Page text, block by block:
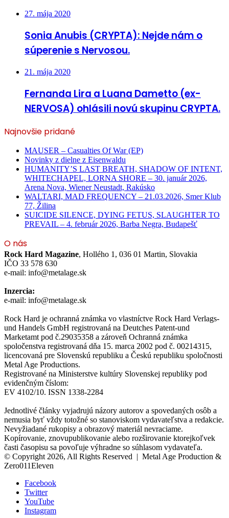
27. mája 2020
Sonia Anubis (CRYPTA): Nejde nám o
súperenie s Nervosou.
21. mája 2020
Fernanda Lira a Luana Dametto (ex-
NERVOSA) ohlásili novú skupinu CRYPTA.
Najnovšie pridané
MAUSER – Casualties Of War (EP)
Novinky z dielne z Eisenwaldu
HUMANITY’S LAST BREATH, SHADOW OF INTENT,
WHITECHAPEL, LORNA SHORE – 30. január 2026,
Arena Nova, Wiener Neustadt, Rakúsko
WALTARI, MAD FREQUENCY – 21.03.2026, Smer Klub
77, Žilina
SUICIDE SILENCE, DYING FETUS, SLAUGHTER TO
PREVAIL – 4. február 2026, Barba Negra, Budapešť
O nás
Rock Hard Magazine, Hollého 1, 036 01 Martin, Slovakia
IČO 33 578 630
e-mail: info@metalage.sk
Inzercia:
e-mail: info@metalage.sk
Rock Hard je ochranná známka vo vlastníctve Rock Hard Verlags-
und Handels GmbH registrovaná na Deutches Patent-und
Marketamt pod č.29035358 a zároveň Ochranná známka
spoločenstva registrovaná dňa 15. marca 2002 pod č. 00214315,
licencovaná pre Slovenskú republiku a Českú republiku spoločnosti
Metal Age Productions.
Registrované na Ministerstve kultúry Slovenskej republiky pod
evidenčným číslom:
EV 4102/10. ISSN 1338-2284
Jednotlivé články vyjadrujú názory autorov a spovedaných osôb a
nemusia byť vždy totožné so stanoviskom vydavateľstva a redakcie.
Nevyžiadané rukopisy a obrazový materiál nevraciame.
Kopírovanie, znovupublikovanie alebo rozširovanie ktorejkoľvek
časti časopisu sa povoľuje výhradne so súhlasom vydavateľa.
© Copyright 2026, All Rights Reserved | Metal Age Production &
Zero011Eleven
Facebook
Twitter
YouTube
Instagram